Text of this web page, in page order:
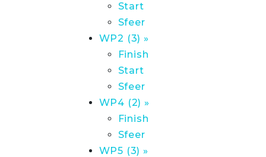
Start
Sfeer
WP2 (3) »
Finish
Start
Sfeer
WP4 (2) »
Finish
Sfeer
WP5 (3) »